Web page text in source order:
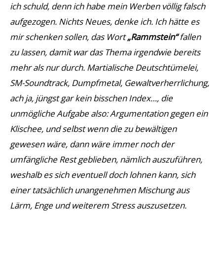
ich schuld, denn ich habe mein Werben völlig falsch
aufgezogen. Nichts Neues, denke ich. Ich hätte es
mir schenken sollen, das Wort„Rammstein“fallen
zu lassen, damit war das Thema irgendwie bereits
mehr als nur durch. Martialische Deutschtümelei,
SM-Soundtrack, Dumpfmetal, Gewaltverherrlichung,
ach ja, jüngst gar kein bisschen Index…, die
unmögliche Aufgabe also: Argumentation gegen ein
Klischee, und selbst wenn die zu bewältigen
gewesen wäre, dann wäre immer noch der
umfängliche Rest geblieben, nämlich auszuführen,
weshalb es sich eventuell doch lohnen kann, sich
einer tatsächlich unangenehmen Mischung aus
Lärm, Enge und weiterem Stress auszusetzen.